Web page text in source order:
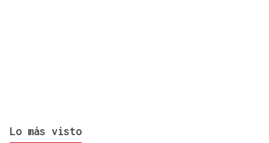
Lo más visto